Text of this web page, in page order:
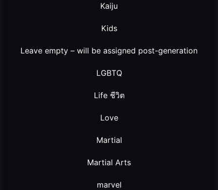
Kaiju
Kids
Leave empty – will be assigned post-generation
LGBTQ
Life ชีวิต
Love
Martial
Martial Arts
marvel